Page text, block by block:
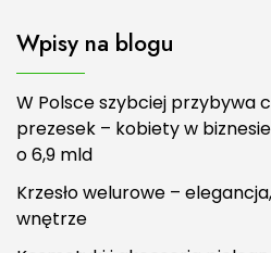
Wpisy na blogu
W Polsce szybciej przybywa
prezesek – kobiety w
o 6,9 mld
Krzesło welurowe –
wnętrze